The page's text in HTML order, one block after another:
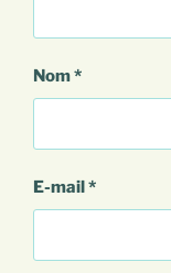
Nom*
E-mail*